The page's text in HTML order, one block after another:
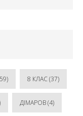
8 КЛАС(37)
ДІМАРОВ(4)